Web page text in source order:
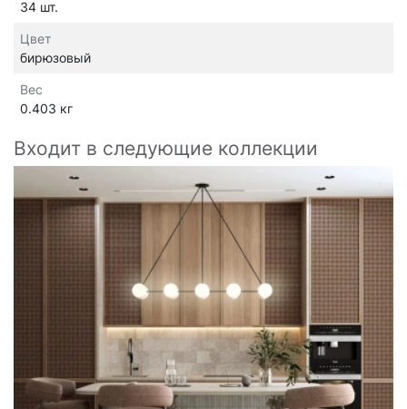
34 шт.
Цвет
бирюзовый
Вес
0.403 кг
Входит в следующие коллекции